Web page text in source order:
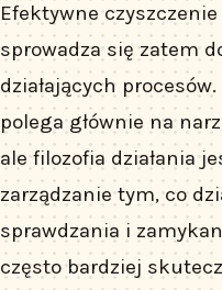
Efektywne
sprowadza się zatem
działających
polega głównie na
ale filozofia działania
zarządzanie tym, co
sprawdzania i
często bardziej